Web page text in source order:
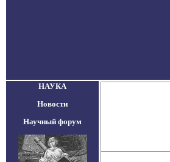
НАУКА
Новости
Научный форум